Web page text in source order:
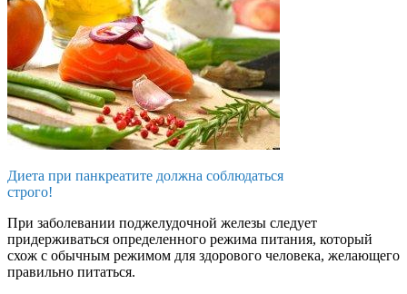
Диета при панкреатите должна соблюдаться
строго!
При заболевании поджелудочной железы следует
придерживаться определенного режима питания, который
схож с обычным режимом для здорового человека, желающего
правильно питаться.